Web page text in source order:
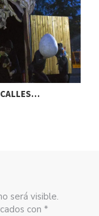
CALLES…
será visible.
con *